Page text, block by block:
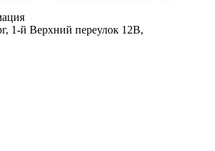
1-й Верхний переулок 12В,